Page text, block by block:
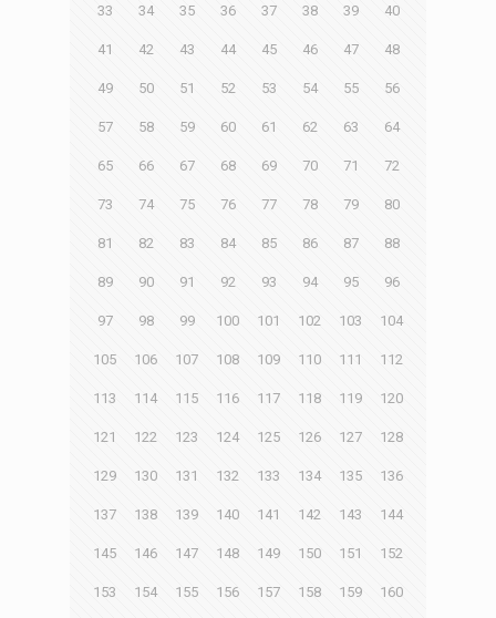
33 34 35 36 37 38 39 40
41 42 43 44 45 46 47 48
49 50 51 52 53 54 55 56
57 58 59 60 61 62 63 64
65 66 67 68 69 70 71 72
73 74 75 76 77 78 79 80
81 82 83 84 85 86 87 88
89 90 91 92 93 94 95 96
97 98 99 100 101 102 103 104
105 106 107 108 109 110 111 112
113 114 115 116 117 118 119 120
121 122 123 124 125 126 127 128
129 130 131 132 133 134 135 136
137 138 139 140 141 142 143 144
145 146 147 148 149 150 151 152
153 154 155 156 157 158 159 160